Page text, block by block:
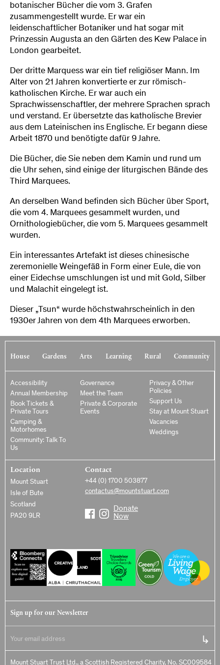
botanischer Bücher die vom 3. Grafen
zusammengestellt wurde. Er war ein
leidenschaftlicher Botaniker und hat sogar mit
Prinzessin Augusta an den Gärten des Kew Palace in
London gearbeitet.
Der dritte Marquess war ein tief religiöser Mann. Im
Alter von 21 Jahren konvertierte er zur römisch-
katholischen Kirche. Er war auch ein
Sprachwissenschaftler, der mehrere Sprachen sprach
und verstand. Er übersetzte das katholische Brevier
aus dem Lateinischen ins Englische. Er begann diese
Arbeit 1870 und benötigte dafür 9 Jahre.
Die Bücher, die Sie neben dem Kamin und rund um
die Uhr sehen, sind einige der liturgischen Bände des
Third Marquees.
An derselben Wand befinden sich Bücher über Sport,
die vom 4. Marquees gesammelt wurden, und
Ornithologiebücher, die vom 5. Marquees gesammelt
wurden.
Ein interessantes Artefakt ist dieses chinesische
zeremonielle Weingefäß in Form einer Eule, die von
einer Eidechse umschlungen ist und mit Gold, Silber
und Malachit eingelegt ist.
Dieser „Tsun“ wurde höchstwahrscheinlich in den
1930er Jahren von dem 4th Marquees erworben.
House Gardens Arts Learning Rural Community
Accessibility
Annual Membership
Book Tickets &
Private Tours
Camping &
Motorhomes
Community: Talk To
Us
Governance
Meet the Team
Private & Corporate
Events
Privacy & Other
Policies
Support Us
Stay at Mount Stuart
Vacancies
Weddings
Location
Mount Stuart
Isle of Bute
Scotland
PA20 9LR
Contact
+44 (0) 1700 503877
contactus@mountstuart.com
Donate
Now
Sign up for our Newsletter
Mount Stuart Trust Ltd., a Scottish Registered Charity, No. SC009584